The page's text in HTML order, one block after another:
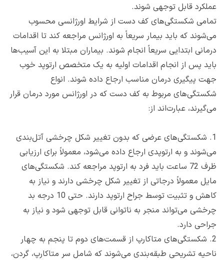
عملکرد قابل توجهی شوند.
تمامی شکستگی‌های کف دست از شرایط اورژانسی محسوب
می‌شوند که باید بیمار سریعاً به اورژانس مراجعه کند تا اقدامات
درمانی ابتدایی سریعاً انجام شوند. بیماران مبتلا به این آسیب‌ها
باید پس از انجام اقدامات اولیه به یک متخصص ارتوپد خوب
جهت پیگیری درمان مناسب ارجاع داده شوند. انواع
شکستگی‌های مربوط به کف دست که در اورژانس مورد درمان قرار
می‌گیرند، عبارت‌اند از:
1. شکستگی‌های عرضی که بدون تغییر شکل چرخشی آتل‌بندی
می‌شوند و به ارتوپدی ارجاع داده می‌شود، معمولاً برای ارزیابی
ظرف 72 ساعت باید فرد به ارتوپد مراجعه کند. شکستگی‌های
مایل معمولاً درجاتی از تغییر شکل چرخشی دارند و نیاز به
کاهش و تثبیت توسط جراح ارتوپد دارند. حتی 10 درجه بد
چرخشی می‌تواند منجر به ناتوانی قابل توجهی شود و نیاز به
جراحی دارد.
2. شکستگی‌های متاکارپ از قسمت‌های دوم تا پنجم به چهار
ناحیه تشریحی طبقه‌بندی می‌شوند که شامل سر متاکارپ، گردن،